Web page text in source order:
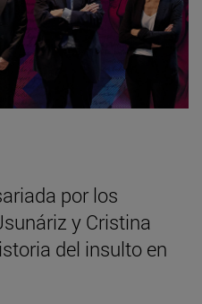
por los
y Cristina
del insulto en